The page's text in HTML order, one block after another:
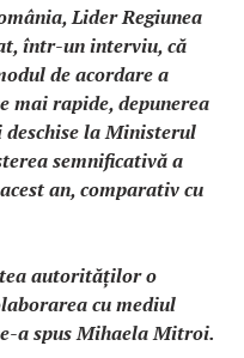
Lider Regiunea
într-un interviu, că
de acordare a
mai rapide, depunerea
la Ministerul
semnificativă a
an, comparativ cu
autorităţilor o
cu mediul
a spus Mihaela Mitroi.